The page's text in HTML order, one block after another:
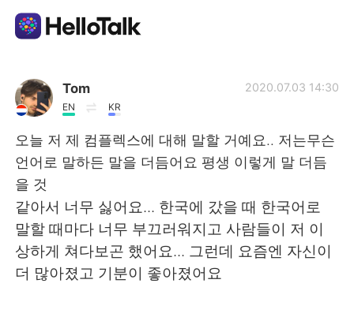
Sprachaustausch-App
AI Grammar Checker
Deutsch
English 简体中文
繁體中文 Español
Tom
EN KR
2020.07.03 14:30
오늘 저 제 컴플렉스에 대해 말할 거예요.. 저는무슨
언어로 말하든 말을 더듬어요 평생 이렇게 말 더듬
을 것
같아서 너무 싫어요... 한국에 갔을 때 한국어로
말할 때마다 너무 부끄러워지고 사람들이 저 이
상하게 쳐다보곤 했어요... 그런데 요즘엔 자신이
더 많아졌고 기분이 좋아졌어요